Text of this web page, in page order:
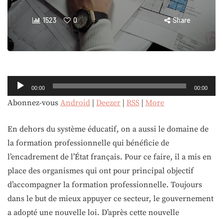
1523 0 Share
Lecteur
audio
00:00 00:00
Abonnez-vous Android Deezer RSS More
En dehors du système éducatif, on a aussi le domaine de
la formation professionnelle qui bénéficie de
l’encadrement de l’État français. Pour ce faire, il a mis en
place des organismes qui ont pour principal objectif
d’accompagner la formation professionnelle. Toujours
dans le but de mieux appuyer ce secteur, le gouvernement
a adopté une nouvelle loi. D’après cette nouvelle